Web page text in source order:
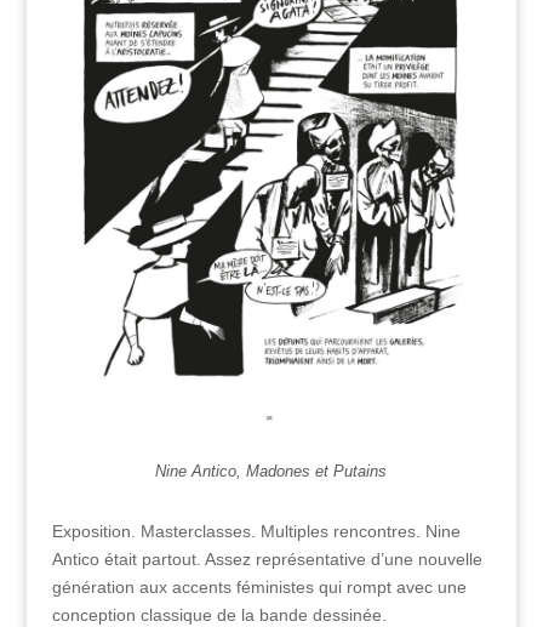
Nine Antico, Madones et Putains
Exposition. Masterclasses. Multiples rencontres. Nine
Antico était partout. Assez représentative d’une nouvelle
génération aux accents féministes qui rompt avec une
conception classique de la bande dessinée.